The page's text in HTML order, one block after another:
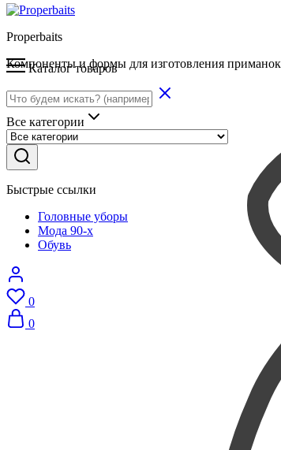
Properbaits
Компоненты и формы для изготовления приманок
Все категории
Быстрые ссылки
Головные уборы
Мода 90-х
Обувь
0
0
Каталог товаров